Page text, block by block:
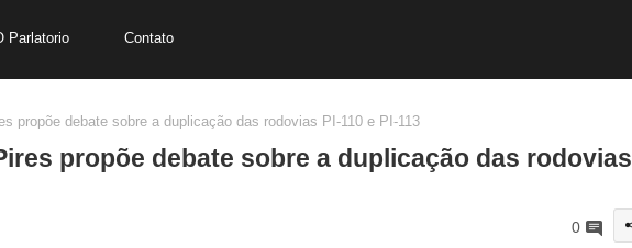
Parlatorio Contato
propõe debate sobre a duplicação das rodovias PI-110 e PI-113
propõe debate sobre a duplicação das rodovias
0